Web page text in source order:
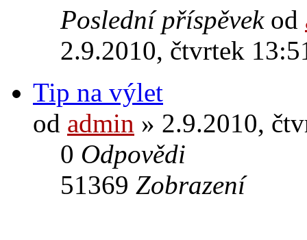
Poslední příspěvek od
2.9.2010, čtvrtek
Tip na výlet
od admin » 2.9.2010,
0 Odpovědi
51369 Zobrazení